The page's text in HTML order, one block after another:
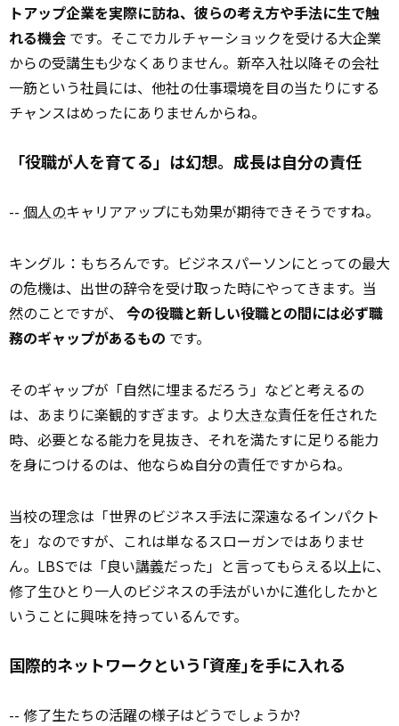
トアップ企業を実際に訪ね、彼らの考え方や手法に生で触
れる機会 です。そこでカルチャーショックを受ける大企業
からの受講生も少なくありません。新卒入社以降その会社
一筋という社員には、他社の仕事環境を目の当たりにする
チャンスはめったにありませんからね。
「役職が人を育てる」は幻想。成長は自分の責任
-- 個人のキャリアアップにも効果が期待できそうですね。
キングル：もちろんです。ビジネスパーソンにとっての最大
の危機は、出世の辞令を受け取った時にやってきます。当
然のことですが、 今の役職と新しい役職との間には必ず職
務のギャップがあるもの です。
そのギャップが「自然に埋まるだろう」などと考えるの
は、あまりに楽観的すぎます。より大きな責任を任された
時、必要となる能力を見抜き、それを満たすに足りる能力
を身につけるのは、他ならぬ自分の責任ですからね。
当校の理念は「世界のビジネス手法に深遠なるインパクト
を」なのですが、これは単なるスローガンではありませ
ん。LBSでは「良い講義だった」と言ってもらえる以上に、
修了生ひとり一人のビジネスの手法がいかに進化したかと
いうことに興味を持っているんです。
国際的ネットワークという｢資産｣を手に入れる
-- 修了生たちの活躍の様子はどうでしょうか?